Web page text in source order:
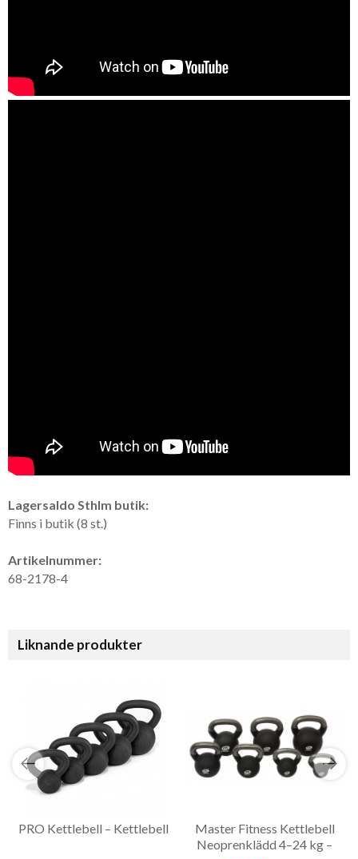
Lagersaldo Sthlm butik:
Finns i butik (8 st.)
Artikelnummer:
68-2178-4
Liknande produkter
PRO Kettlebell – Kettlebell
Master Fitness Kettlebell
Neoprenklädd 4–24 kg –